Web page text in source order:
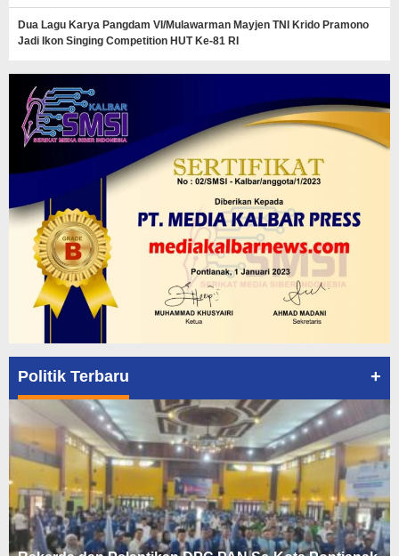
Dua Lagu Karya Pangdam VI/Mulawarman Mayjen TNI Krido Pramono
Jadi Ikon Singing Competition HUT Ke-81 RI
Politik Terbaru +